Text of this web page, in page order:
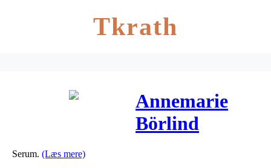
Tkrath
Annemarie
Börlind
Serum. (Læs mere)